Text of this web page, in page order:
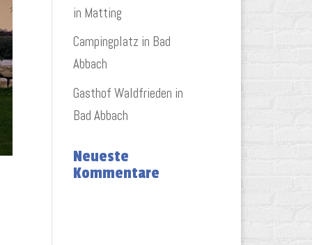
in Matting
Campingplatz in Bad
Abbach
Gasthof Waldfrieden in
Bad Abbach
Neueste
Kommentare